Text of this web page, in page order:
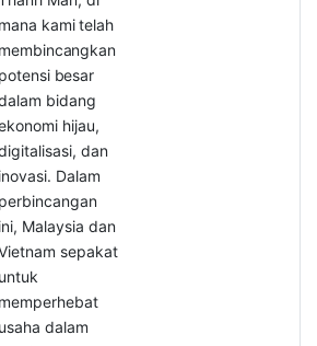
mana kami telah
membincangkan
potensi besar
bidang
hijau,
dan
inovasi. Dalam
perbincangan
ini, Malaysia dan
sepakat
untuk
memperhebat
usaha dalam